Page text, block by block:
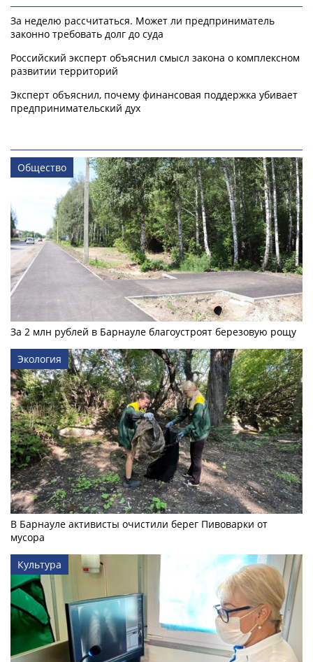
За неделю рассчитаться. Может ли предприниматель
законно требовать долг до суда
Российский эксперт объяснил смысл закона о комплексном
развитии территорий
Эксперт объяснил, почему финансовая поддержка убивает
предпринимательский дух
Общество
За 2 млн рублей в Барнауле благоустроят березовую рощу
Экология
В Барнауле активисты очистили берег Пивоварки от
мусора
Культура